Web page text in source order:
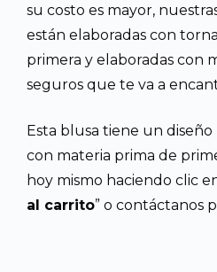
su costo es mayor,
están elaboradas con
primera y elaboradas con
seguros que te va a
Esta blusa tiene un
con materia prima de
hoy mismo haciendo clic
al carrito” o contáctanos